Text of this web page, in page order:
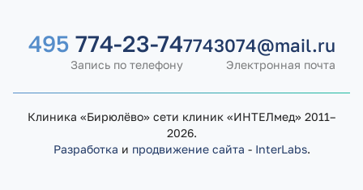
495 774-23-74
Запись по телефону
7743074@mail.ru
Электронная почта
Клиника «Бирюлёво» сети клиник «ИНТЕЛмед» 2011–
2026.
Разработка и продвижение сайта - InterLabs.